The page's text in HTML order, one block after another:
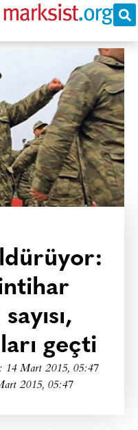
geçti
14 Mart 2015, 05:47
2015, 05:47